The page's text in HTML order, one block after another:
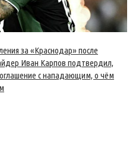
за «Краснодар» после
Иван Карпов подтвердил,
с нападающим, о чём